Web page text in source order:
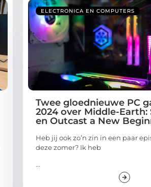
ELECTRONICA EN COMPUTERS
Twee gloednieuwe PC
2024 over Middle-
en Outcast a New
Heb jij ook zo’n zin in een paar
deze zomer? Ik heb
...